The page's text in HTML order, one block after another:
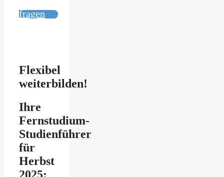
fragen
Flexibel
weiterbilden!
Ihre
Fernstudium-
Studienführer
für
Herbst